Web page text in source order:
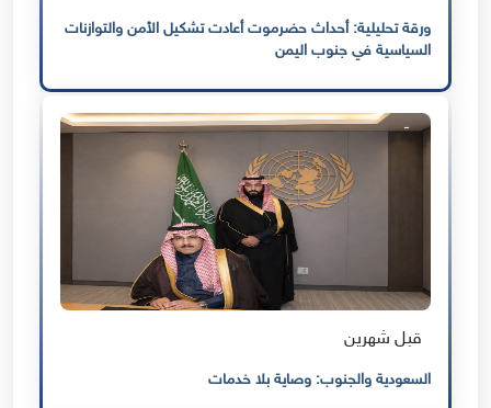
ورقة تحليلية: أحداث حضرموت أعادت تشكيل الأمن والتوازنات
السياسية في جنوب اليمن
قبل شهرين
السعودية والجنوب: وصاية بلا خدمات